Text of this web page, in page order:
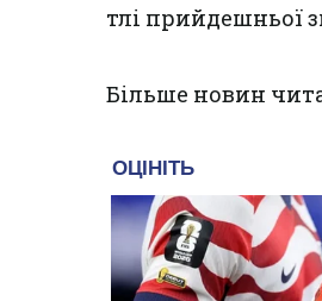
тлі прийдешньої
Більше новин